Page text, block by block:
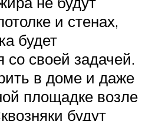
и стенах,
будет
со своей задачей.
в доме и даже
площадке возле
будут